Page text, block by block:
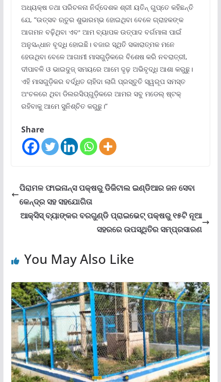
ଅଧ୍ୟକ୍ଷ ତଥା ପରିଚଳନା ନିର୍ଦ୍ଦେଶକ ଶ୍ରୀ ୟତିନ୍ ଗୁପ୍ତେ କହିଛନ୍ତି
ଯେ, “ଉତ୍ସବ ଋତୁର ଶୁଭାରମ୍ଭ ହୋଇଥିବା ବେଳେ ଗ୍ରାହକଙ୍କ
ଆଗମନ ବଢ଼ିଥିବା ଏବଂ ଆମ ବ୍ୟାପକ ଉତ୍ପାଦ ବର୍ଗମାଳା ପାଇଁ
ଅନୁସନ୍ଧାନ ବୃଦ୍ଧି ହୋଇଛି। ବଜାର ସ୍ଥିତି ସକାରାତ୍ମକ ମନେ
ହେଉଥିବା ବେଳେ ଆଗାମୀ ମାସଗୁଡ଼ିକରେ ବିଶେଷ କରି ନବରାତ୍ରୀ,
ଦୀପାବଳି ଓ ଭାଇଦୁଜ୍ ସମୟରେ ଆମେ ଦୃଢ଼ ଅଭିବୃଦ୍ଧି ଆଶା କରୁଛୁ।
ଏହି ମାସଗୁଡ଼ିକର ବର୍ଦ୍ଧିତ ଚାହିଦା ଲାଗି ପ୍ରସ୍ତୁତି ସ୍ୱରୂପ ସମସ୍ତ
ଅଂଚଳରେ ଥିବା ଡିଲରସିପ୍‌ଗୁଡ଼ିକରେ ଆମର ସବୁ ମଡେଲ୍ ଷ୍ଟକ୍
ରହିବାକୁ ଆମେ ସୁନିଶ୍ଚିତ କରୁଛୁ।”
Share
ପିରାମଳ ଫାଇନାନ୍ସ ପକ୍ଷରୁ ଡିଜିଟାଲ ଇଣ୍ଡିଆର ଜନ ସେବା
କେନ୍ଦ୍ର ସହ ସହଯୋଗିତା
ଆକ୍ସିସ୍ ବ୍ୟାଙ୍କର ବରଗୁଣ୍ଡି ପ୍ରାଇଭେଟ୍ ପକ୍ଷରୁ ୧୫ଟି ନୂଆ
ସହରରେ ଉପସ୍ଥିତିର ସମ୍ପ୍ରସାରଣ
You May Also Like